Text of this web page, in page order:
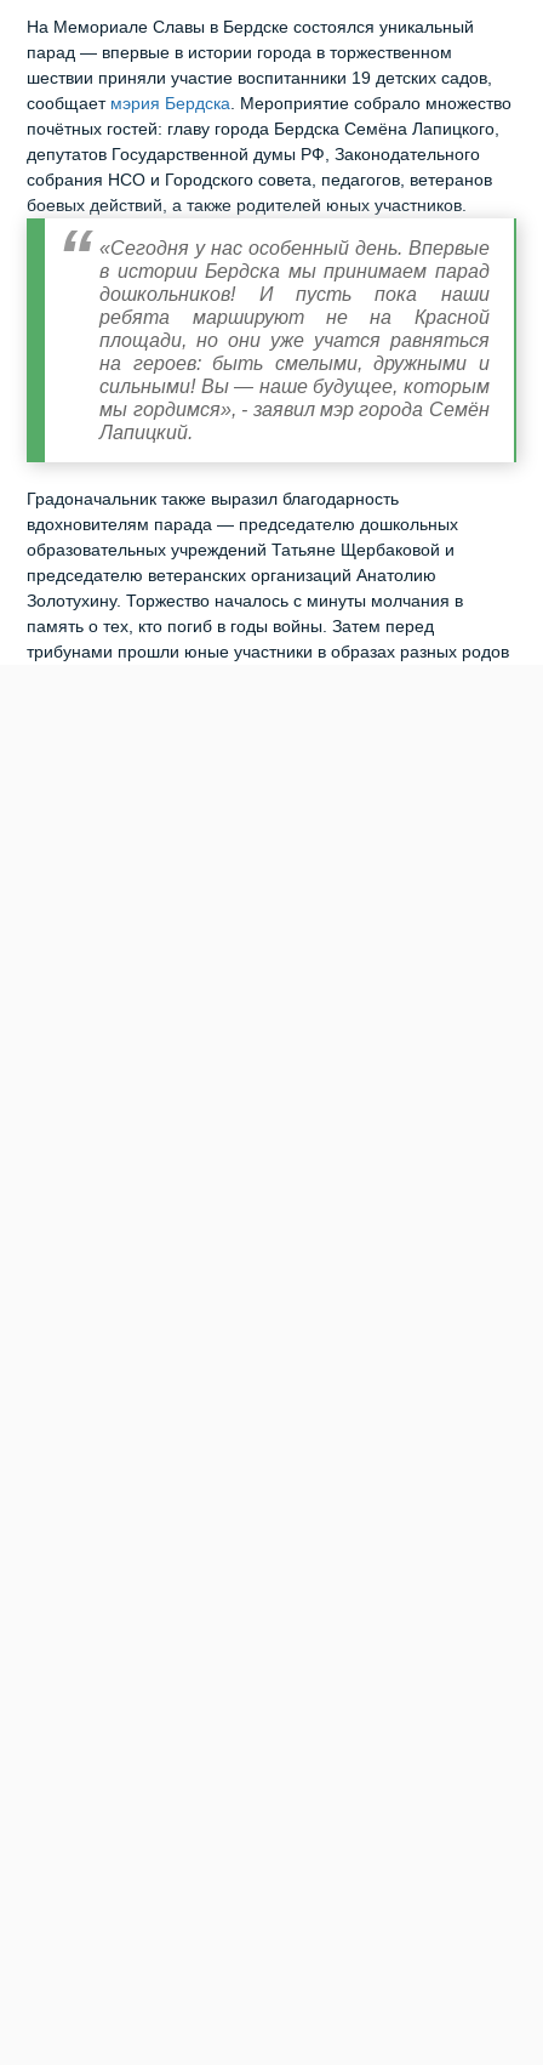
На Мемориале Славы в Бердске состоялся уникальный
парад — впервые в истории города в торжественном
шествии приняли участие воспитанники 19 детских садов,
сообщает мэрия Бердска . Мероприятие собрало множество
почётных гостей: главу города Бердска Семёна Лапицкого,
депутатов Государственной думы РФ, Законодательного
собрания НСО и Городского совета, педагогов, ветеранов
боевых действий, а также родителей юных участников.
«Сегодня у нас особенный день. Впервые
в истории Бердска мы принимаем парад
дошкольников! И пусть пока наши
ребята маршируют не на Красной
площади, но они уже учатся равняться
на героев: быть смелыми, дружными и
сильными! Вы — наше будущее, которым
мы гордимся», - заявил мэр города Семён
Лапицкий.
Градоначальник также выразил благодарность
вдохновителям парада — председателю дошкольных
образовательных учреждений Татьяне Щербаковой и
председателю ветеранских организаций Анатолию
Золотухину. Торжество началось с минуты молчания в
память о тех, кто погиб в годы войны. Затем перед
трибунами прошли юные участники в образах разных родов